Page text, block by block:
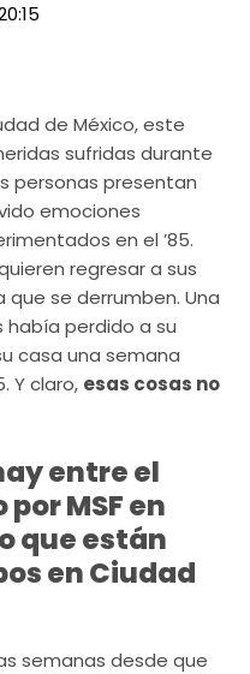
de México, este
sufridas durante
personas presentan
emociones
en el ’85.
regresar a sus
que se derrumben. Una
había perdido a su
casa una semana
Y claro, esas cosas no
entre el
MSF en
que están
en Ciudad
semanas desde que